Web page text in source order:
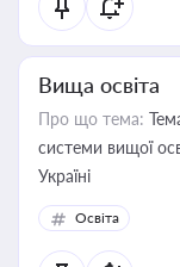
Вища освіта
Про що тема:
системи вищої
Україні
Освіта